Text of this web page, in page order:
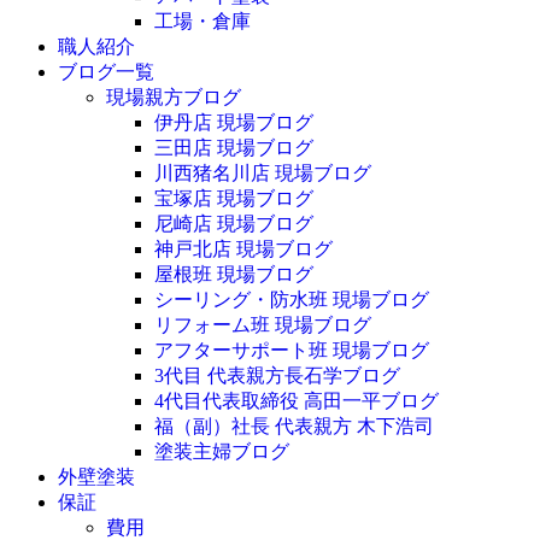
工場・倉庫
職人紹介
ブログ一覧
現場親方ブログ
伊丹店 現場ブログ
三田店 現場ブログ
川西猪名川店 現場ブログ
宝塚店 現場ブログ
尼崎店 現場ブログ
神戸北店 現場ブログ
屋根班 現場ブログ
シーリング・防水班 現場ブログ
リフォーム班 現場ブログ
アフターサポート班 現場ブログ
3代目 代表親方長石学ブログ
4代目代表取締役 高田一平ブログ
福（副）社長 代表親方 木下浩司
塗装主婦ブログ
外壁塗装
保証
費用